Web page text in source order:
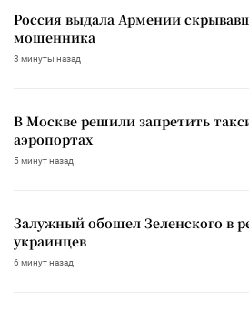
Россия выдала Армении
мошенника
3 минуты назад
В Москве решили запретить
аэропортах
5 минут назад
Залужный обошел Зеленского в
украинцев
6 минут назад